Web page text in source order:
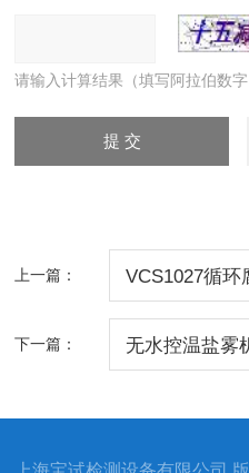
请输入计算结果（填写阿拉伯数
上一篇： VCS1027循环
下一篇： 无水控温盐雾